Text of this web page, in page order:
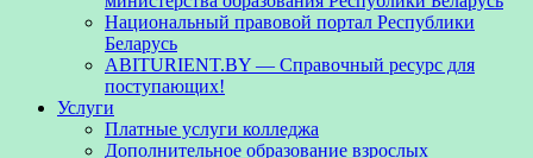
Национальный правовой портал Республики
Беларусь
ABITURIENT.BY — Справочный ресурс для
поступающих!
Услуги
Платные услуги колледжа
Дополнительное образование взрослых